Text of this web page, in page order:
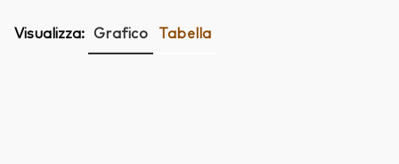
Visualizza: Grafico Tabella